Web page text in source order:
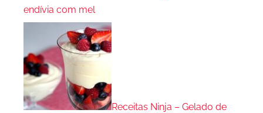
endívia com mel
Receitas Ninja – Gelado de